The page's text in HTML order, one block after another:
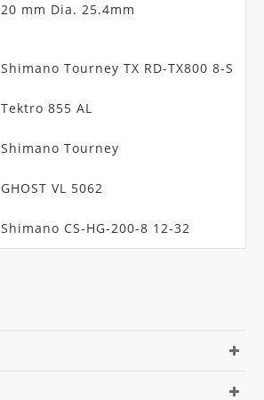
20 mm Dia. 25.4mm
Shimano Tourney TX RD-TX800 8-S
Tektro 855 AL
Shimano Tourney
GHOST VL 5062
Shimano CS-HG-200-8 12-32